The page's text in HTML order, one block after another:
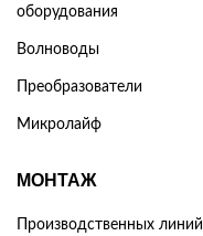
оборудования
Волноводы
Преобразователи
Микролайф
МОНТАЖ
Производственных линий